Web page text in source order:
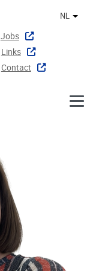
Jobs
Links
Contact
NL